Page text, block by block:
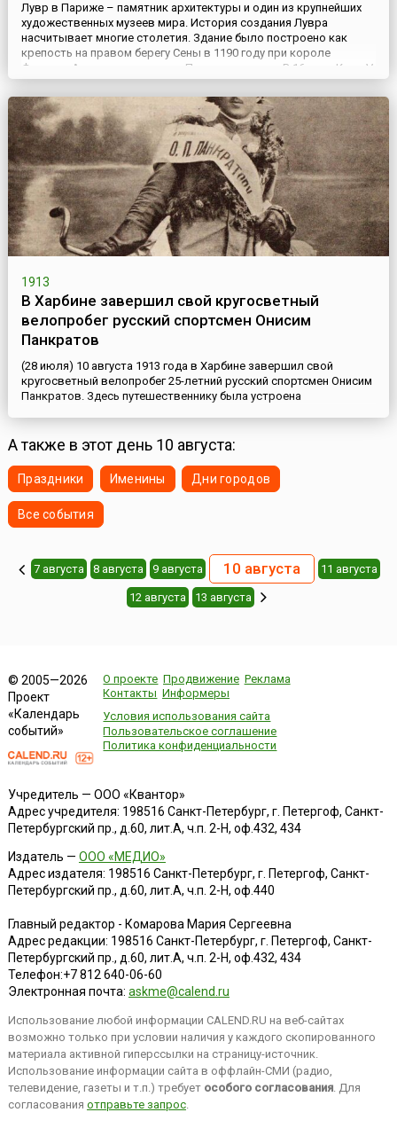
Лувр в Париже – памятник архитектуры и один из крупнейших
художественных музеев мира. История создания Лувра
насчитывает многие столетия. Здание было построено как
крепость на правом берегу Сены в 1190 году при короле
Филиппе-Августе для защиты Парижа с запада. В 16 веке Карл V
перестроил Лувр и превратил его в жилой замок. Наиболее
основательно Лувр изменился при Франциске I в 1546 году,
когд...
1913
В Харбине завершил свой кругосветный
велопробег русский спортсмен Онисим
Панкратов
(28 июля) 10 августа 1913 года в Харбине завершил свой
кругосветный велопробег 25-летний русский спортсмен Онисим
Панкратов. Здесь путешественнику была устроена
венок и почётную ленту.Идею совершить кругосветное
путешествие подал юноше его отец, а претворить заветную
мечту в жизнь п...
А также в этот день 10 августа:
Праздники Именины Дни городов
Все события
7 августа 8 августа 9 августа 10 августа 11 августа
12 августа 13 августа
© 2005—2026
Проект
«Календарь
событий»
О проекте Продвижение Реклама
Контакты Информеры
Условия использования сайта
Пользовательское соглашение
Политика конфиденциальности
Учредитель — ООО «Квантор»
Адрес учредителя: 198516 Санкт-Петербург, г. Петергоф, Санкт-
Петербургский пр., д.60, лит.А, ч.п. 2-Н, оф.432, 434
Издатель — ООО «МЕДИО»
Адрес издателя: 198516 Санкт-Петербург, г. Петергоф, Санкт-
Петербургский пр., д.60, лит.А, ч.п. 2-Н, оф.440
Главный редактор - Комарова Мария Сергеевна
Адрес редакции: 198516 Санкт-Петербург, г. Петергоф, Санкт-
Петербургский пр., д.60, лит.А, ч.п. 2-Н, оф.432, 434
Телефон:+7 812 640-06-60
Электронная почта: askme@calend.ru
Использование любой информации CALEND.RU на веб-сайтах
возможно только при условии наличия у каждого скопированного
материала активной гиперссылки на страницу-источник.
Использование информации сайта в оффлайн-СМИ (радио,
телевидение, газеты и т.п.) требует особого согласования. Для
согласования отправьте запрос.